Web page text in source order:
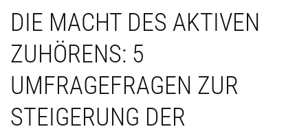
DIE MACHT DES AKTIVEN
ZUHÖRENS: 5
UMFRAGEFRAGEN ZUR
STEIGERUNG DER